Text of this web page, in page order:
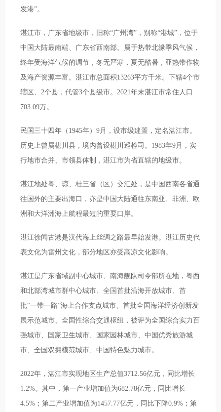
发港”。
湛江市，广东省地级市，旧称“广州湾”，别称“港城”，位于
中国大陆最南端、广东省西南部。属于热带北缘季风气候，
终年受海洋气候的调节，冬无严寒，夏无酷暑，亚热带作物
及海产资源丰富。湛江市总面积13263平方千米。下辖4个市
辖区、2个县，代管3个县级市。2021年末湛江市常住人口
703.09万。
民国三十四年（1945年）9月，设市级建置，定名湛江市。
历史上曾属椹川县，境内曾设椹川巡检司。1983年9月，实
行地市合并、市领县体制，湛江市为省直辖的地级市。
湛江地处粤、琼、桂三省（区）交汇处，是中国西南各省通
往国外的主要出海口，亦是中国大陆通往东南亚、非洲、欧
洲和大洋洲海上航程最短的重要口岸。
湛江徐闻古港是汉代海上丝绸之路最早始发港。湛江历史代
表文化为雷州文化，部分地区亦受高凉文化影响。
湛江是广东省域副中心城市、南海舰队司令部所在地，粤西
和北部湾城市群中心城市、全国首批沿海开放城市、首
批“一带一路”海上合作支点城市、首批全国海洋经济创新发
展示范城市、全国性综合交通枢纽，被评为全国综合实力百
强城市、国家卫生城市、国家园林城市、中国优秀旅游城
市、全国双拥模范城市、中国特色魅力城市。
2022年，湛江市实现地区生产总值3712.56亿元，同比增长
1.2%。其中，第一产业增加值为682.78亿元，同比增长
4.5%；第二产业增加值为1457.77亿元，同比下降0.9%；第